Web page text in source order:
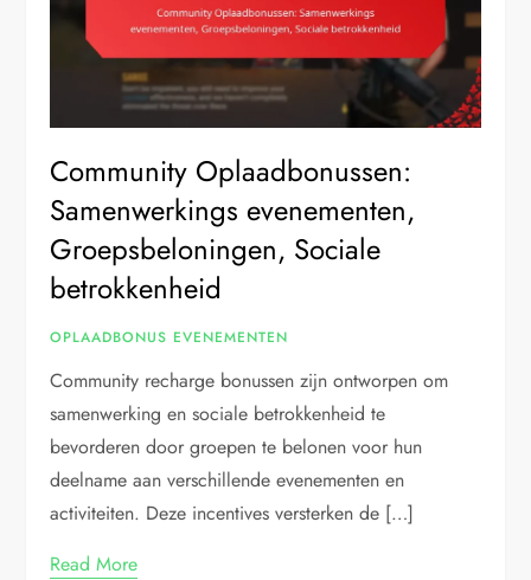
Community Oplaadbonussen:
Samenwerkings evenementen,
Groepsbeloningen, Sociale
betrokkenheid
OPLAADBONUS EVENEMENTEN
Community recharge bonussen zijn ontworpen om
samenwerking en sociale betrokkenheid te
bevorderen door groepen te belonen voor hun
deelname aan verschillende evenementen en
activiteiten. Deze incentives versterken de […]
Read More